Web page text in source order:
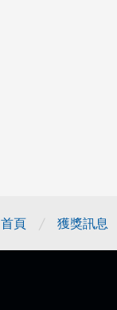
首頁 / 獲獎訊息